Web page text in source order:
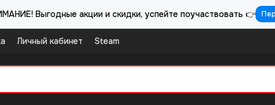
Выгодные акции и скидки, успейте поучаствовать 👉
Личный кабинет Steam